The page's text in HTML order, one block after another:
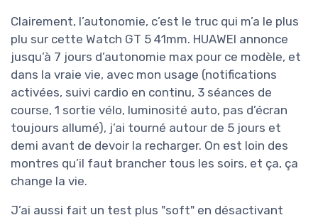
Clairement, l’autonomie, c’est le truc qui m’a le plus
plu sur cette Watch GT 5 41mm. HUAWEI annonce
jusqu’à 7 jours d’autonomie max pour ce modèle, et
dans la vraie vie, avec mon usage (notifications
activées, suivi cardio en continu, 3 séances de
course, 1 sortie vélo, luminosité auto, pas d’écran
toujours allumé), j’ai tourné autour de 5 jours et
demi avant de devoir la recharger. On est loin des
montres qu’il faut brancher tous les soirs, et ça, ça
change la vie.
J’ai aussi fait un test plus "soft" en désactivant